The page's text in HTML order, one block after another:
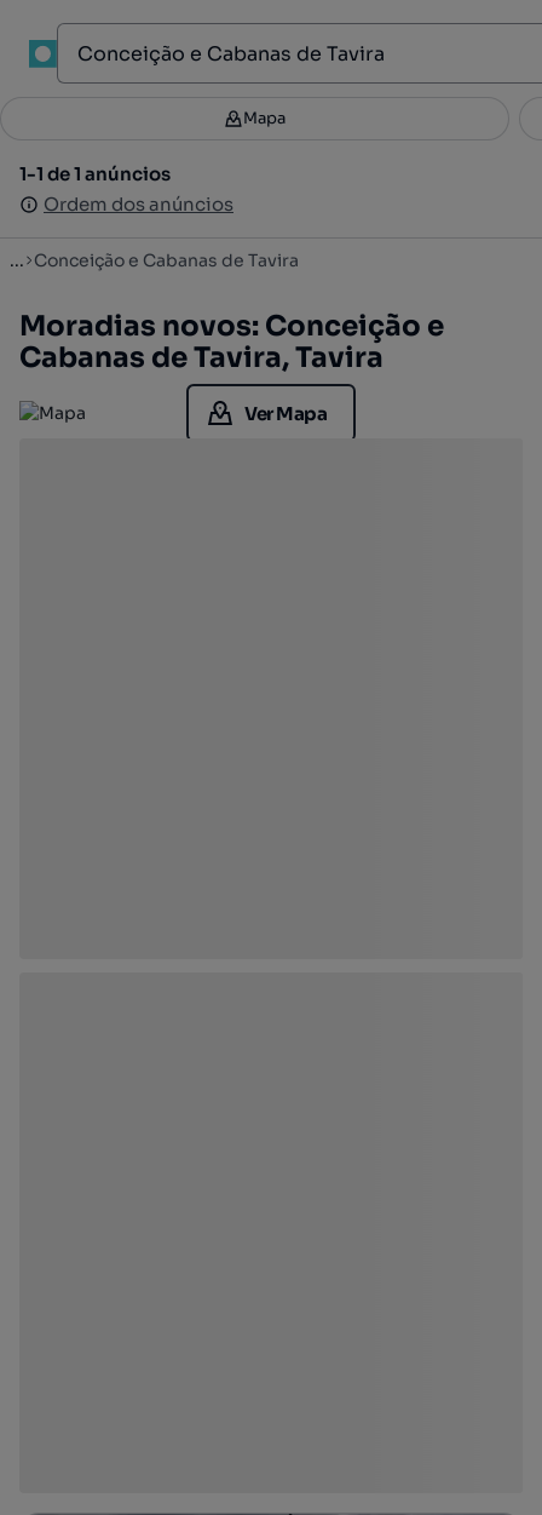
Filtros 3
1-1 de 1 anúncios
Ordem dos anúncios
Mapa
1-1 de 1 anúncios
Ordem dos anúncios
... Conceição e Cabanas de Tavira
Moradias novos: Conceição e
Cabanas de Tavira, Tavira
Ver Mapa